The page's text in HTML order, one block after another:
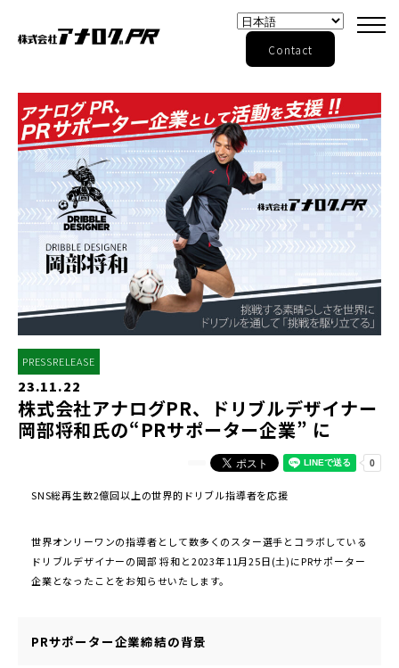
Contact
PRESSRELEASE
23.11.22
株式会社アナログPR、ドリブルデザイナー
岡部将和氏の“PRサポーター企業” に
SNS総再生数2億回以上の世界的ドリブル指導者を応援
世界オンリーワンの指導者として数多くのスター選手とコラボしている
ドリブルデザイナーの岡部 将和と2023年11月25日(土)にPRサポーター
企業となったことをお知らせいたします。
PRサポーター企業締結の背景